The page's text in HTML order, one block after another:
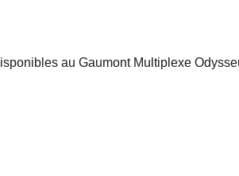
au Gaumont Multiplexe